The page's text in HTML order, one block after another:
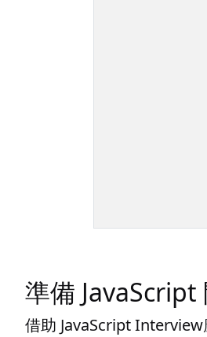
準備
借助 JavaScript